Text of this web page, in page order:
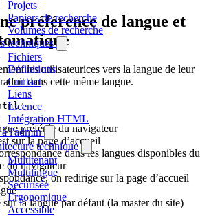
Projets
Papiers de recherche
Volumes de recherche
techniques
Fichiers
Définitions
Contact
Liens
Licence
Intégration HTML
l'admin
technique
Multitenant
Multilingue
Sécurisée
Ergonomique
Accessible
préférence de langue et
les utilisateurices vers la langue de leur
dans cette même langue.
:
préférée du navigateur
sur la page d’accueil
dans les langues disponibles du
du navigateur
on redirige sur la page d’accueil
la langue par défaut (la master du site)